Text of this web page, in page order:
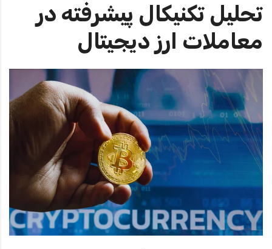
تحلیل تکنیکال پیشرفته در
معاملات ارز دیجیتال